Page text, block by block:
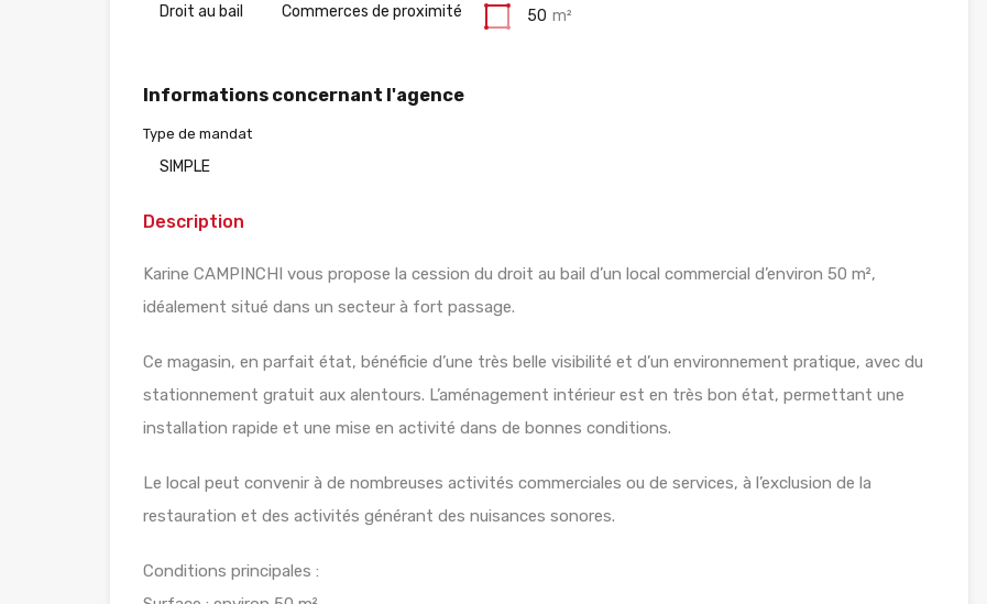
Droit au bail Commerces de proximité 50 m²
Informations concernant l'agence
Type de mandat
SIMPLE
Description
Karine CAMPINCHI vous propose la cession du droit au bail d’un local commercial d’environ 50 m²,
idéalement situé dans un secteur à fort passage.
Ce magasin, en parfait état, bénéficie d’une très belle visibilité et d’un environnement pratique, avec du
stationnement gratuit aux alentours. L’aménagement intérieur est en très bon état, permettant une
installation rapide et une mise en activité dans de bonnes conditions.
Le local peut convenir à de nombreuses activités commerciales ou de services, à l’exclusion de la
restauration et des activités générant des nuisances sonores.
Conditions principales :